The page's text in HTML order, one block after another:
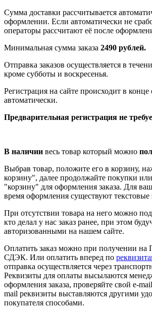
Сумма доставки рассчитывается
оформлении. Если автоматически не
операторы рассчитают её после
Минимальная сумма заказа 2490 рублей.
Отправка заказов осуществляется в
кроме субботы и воскресенья.
Регистрация на сайте происходит в конце
автоматически.
Предварительная регистрация не
В наличии весь товар который можно
Выбрав товар, положите его в корзину,
корзину", далее продолжайте покупки
"корзину" для оформления заказа. Для
время оформления существуют текстовые
При отсутствии товара на него можно
кто делал у нас заказ ранее, при этом
авторизованными на нашем сайте.
Оплатить заказ можно при получении на
СДЭК. Или оплатить вперед по
отправка осуществляется через
Реквизиты для оплаты высылаются
оформления заказа, проверяйте свой e-
mail реквизиты выставляются другими
покупателя способами.